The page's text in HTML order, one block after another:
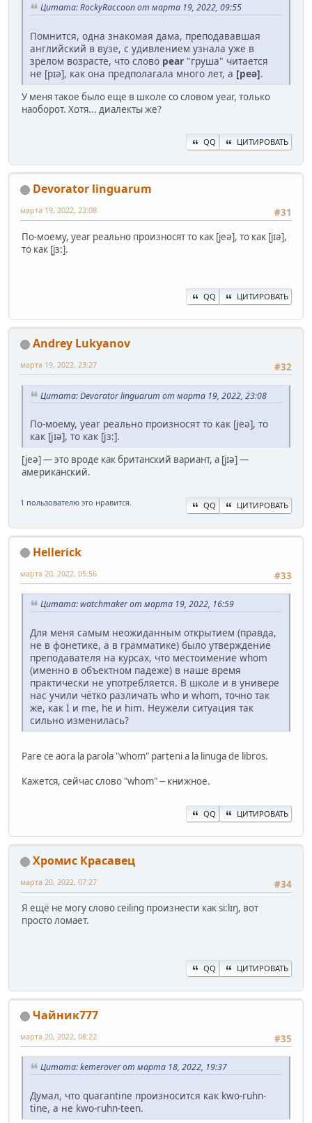
Цитата: RockyRaccoon от марта 19, 2022, 09:55
Помнится, одна знакомая дама, преподававшая
английский в вузе, с удивлением узнала уже в
зрелом возрасте, что слово pear "груша" читается
не [pɪə], как она предполагала много лет, а [peə].
У меня такое было еще в школе со словом year, только
наоборот. Хотя... диалекты же?
QQ ЦИТИРОВАТЬ
Devorator linguarum
#31
марта 19, 2022, 23:08
По-моему, year реально произносят то как [jeə], то как [jɪə],
то как [jз:].
QQ ЦИТИРОВАТЬ
Andrey Lukyanov
#32
марта 19, 2022, 23:27
Цитата: Devorator linguarum от марта 19, 2022, 23:08
По-моему, year реально произносят то как [jeə], то
как [jɪə], то как [jз:].
[jeə] — это вроде как британский вариант, а [jɪə] —
американский.
1 пользователю это нравится. QQ ЦИТИРОВАТЬ
Hellerick
#33
марта 20, 2022, 05:56
Цитата: watchmaker от марта 19, 2022, 16:59
Для меня самым неожиданным открытием (правда,
не в фонетике, а в грамматике) было утверждение
преподавателя на курсах, что местоимение whom
(именно в объектном падеже) в наше время
практически не употребляется. В школе и в универе
нас учили чётко различать who и whom, точно так
же, как I и me, he и him. Неужели ситуация так
сильно изменилась?
Pare ce aora la parola "whom" parteni a la linuga de libros.
Кажется, сейчас слово "whom" -- книжное.
QQ ЦИТИРОВАТЬ
Хромис Красавец
#34
марта 20, 2022, 07:27
Я ещё не могу слово ceiling произнести как si:lɪŋ, вот
просто ломает.
QQ ЦИТИРОВАТЬ
Чайник777
#35
марта 20, 2022, 08:22
Цитата: kemerover от марта 18, 2022, 19:37
Думал, что quarantine произносится как kwo-ruhn-
tine, а не kwo-ruhn-teen.